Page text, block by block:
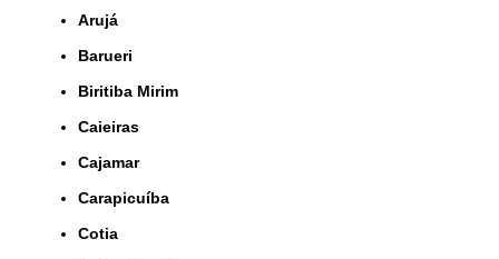
Arujá
Barueri
Biritiba Mirim
Caieiras
Cajamar
Carapicuíba
Cotia